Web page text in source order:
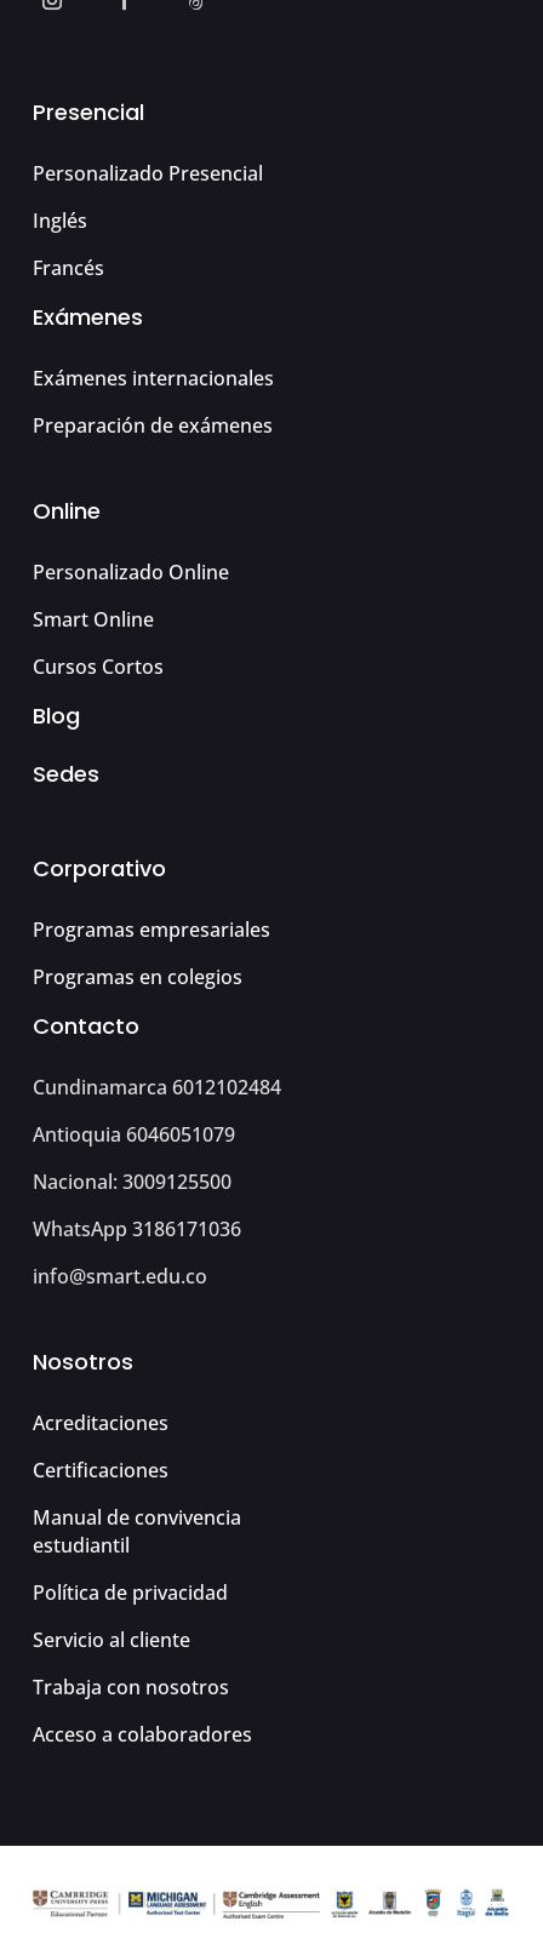
Presencial
Personalizado Presencial
Inglés
Francés
Exámenes
Exámenes internacionales
Preparación de exámenes
Online
Personalizado Online
Smart Online
Cursos Cortos
Blog
Sedes
Corporativo
Programas empresariales
Programas en colegios
Contacto
Cundinamarca 6012102484
Antioquia 6046051079
Nacional: 3009125500
WhatsApp 3186171036
info@smart.edu.co
Nosotros
Acreditaciones
Certificaciones
Manual de convivencia
estudiantil
Política de privacidad
Servicio al cliente
Trabaja con nosotros
Acceso a colaboradores